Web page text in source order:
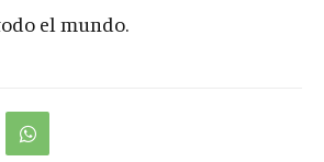
el mundo.